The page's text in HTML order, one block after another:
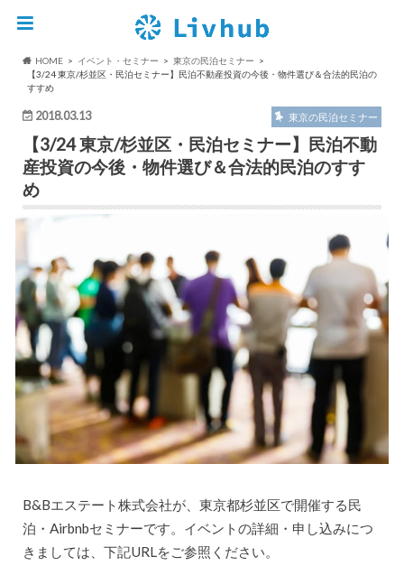
HOME イベント・セミナー
東京の民泊セミナー
【3/24 東京/杉並区・民泊セミナー】民泊不動産投資の今後・物件選び＆合法的民泊の
すすめ
2018.03.13 東京の民泊セミナー
【3/24 東京/杉並区・民泊セミナー】民泊不動
産投資の今後・物件選び＆合法的民泊のすす
め
B&Bエステート株式会社が、東京都杉並区で開催する民
泊・Airbnbセミナーです。イベントの詳細・申し込みにつ
きましては、下記URLをご参照ください。